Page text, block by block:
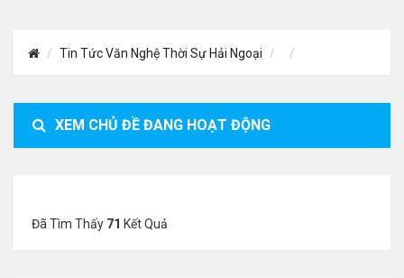
Tin Tức Văn Nghệ Thời Sự Hải Ngoại
XEM CHỦ ĐỀ ĐANG HOẠT ĐỘNG
Đã Tìm Thấy 71 Kết Quả